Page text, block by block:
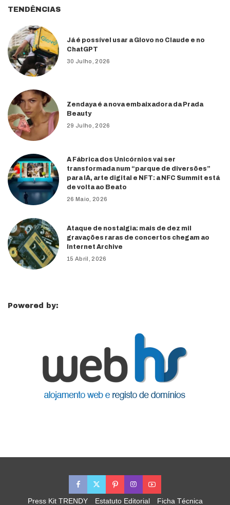
TENDÊNCIAS
Já é possível usar a Glovo no Claude e no
ChatGPT
30 Julho, 2026
Zendaya é a nova embaixadora da Prada
Beauty
29 Julho, 2026
A Fábrica dos Unicórnios vai ser
transformada num “parque de diversões”
para IA, arte digital e NFT: a NFC Summit está
de volta ao Beato
26 Maio, 2026
Ataque de nostalgia: mais de dez mil
gravações raras de concertos chegam ao
Internet Archive
15 Abril, 2026
Powered by:
Press Kit TRENDY Estatuto Editorial Ficha Técnica